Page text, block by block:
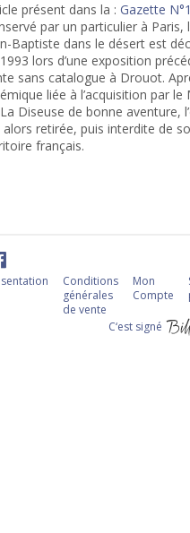
présent dans la : Gazette
par un particulier à Paris,
Baptiste dans le désert est
lors d’une exposition
sans catalogue à Drouot.
liée à l’acquisition par le
Diseuse de bonne aventure,
alors retirée, puis interdite de
français.
Conditions
générales
de vente
Mon
Compte
C‘est signé